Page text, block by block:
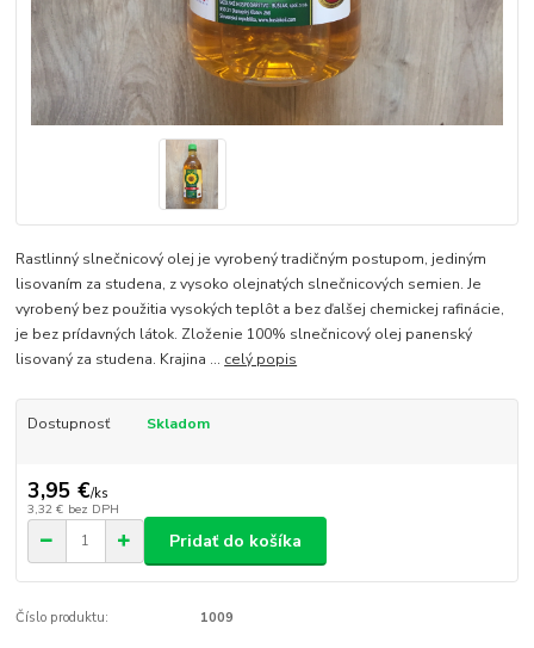
Rastlinný slnečnicový olej je vyrobený tradičným postupom, jediným
lisovaním za studena, z vysoko olejnatých slnečnicových semien. Je
vyrobený bez použitia vysokých teplôt a bez ďalšej chemickej rafinácie,
je bez prídavných látok. Zloženie 100% slnečnicový olej panenský
lisovaný za studena. Krajina ... celý popis
Dostupnosť Skladom
3,95 €/ks
3,32 € bez DPH
Pridať do košíka
Číslo produktu: 1009